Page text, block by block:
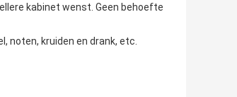
kabinet wenst. Geen behoefte
noten, kruiden en drank, etc.